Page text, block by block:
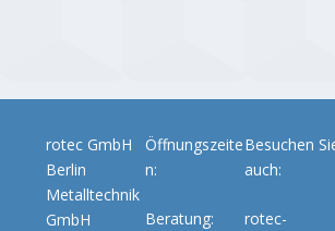
rotec GmbH
Berlin
Metalltechnik
GmbH
Öffnungszeite
n:
Beratung:
Besuchen
auch:
rotec-